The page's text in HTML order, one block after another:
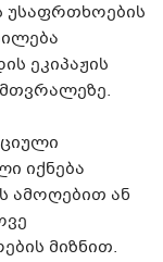
უსაფრთხოების
ეკიპაჟის
იქნება
ამოღებით ან
მიზნით.